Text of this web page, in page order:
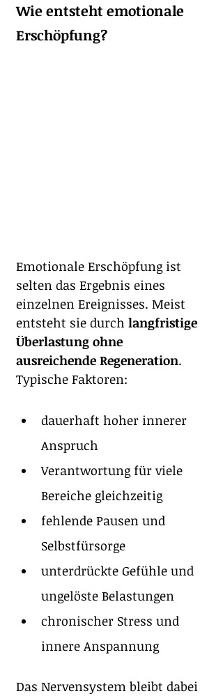
Wie entsteht emotionale
Erschöpfung?
Emotionale Erschöpfung ist
selten das Ergebnis eines
einzelnen Ereignisses. Meist
entsteht sie durch langfristige
Überlastung ohne
ausreichende Regeneration.
Typische Faktoren:
dauerhaft hoher innerer
Anspruch
Verantwortung für viele
Bereiche gleichzeitig
fehlende Pausen und
Selbstfürsorge
unterdrückte Gefühle und
ungelöste Belastungen
chronischer Stress und
innere Anspannung
Das Nervensystem bleibt dabei